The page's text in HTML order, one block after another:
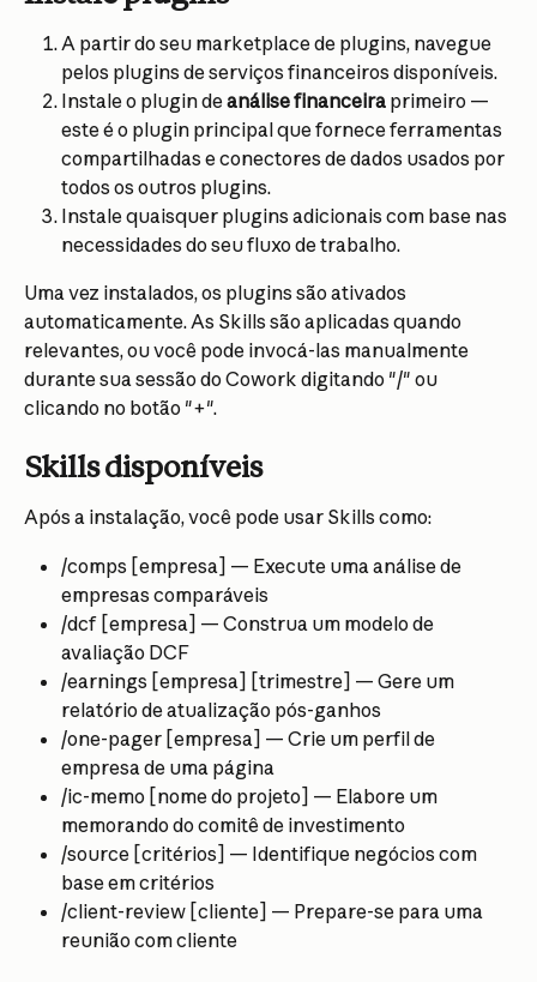
A partir do seu marketplace de plugins, navegue
pelos plugins de serviços financeiros disponíveis.
Instale o plugin de análise financeira primeiro —
este é o plugin principal que fornece ferramentas
compartilhadas e conectores de dados usados por
todos os outros plugins.
Instale quaisquer plugins adicionais com base nas
necessidades do seu fluxo de trabalho.
Uma vez instalados, os plugins são ativados
automaticamente. As Skills são aplicadas quando
relevantes, ou você pode invocá-las manualmente
durante sua sessão do Cowork digitando "/" ou
clicando no botão "+".
Skills disponíveis
Após a instalação, você pode usar Skills como:
/comps [empresa] — Execute uma análise de
empresas comparáveis
/dcf [empresa] — Construa um modelo de
avaliação DCF
/earnings [empresa] [trimestre] — Gere um
relatório de atualização pós-ganhos
/one-pager [empresa] — Crie um perfil de
empresa de uma página
/ic-memo [nome do projeto] — Elabore um
memorando do comitê de investimento
/source [critérios] — Identifique negócios com
base em critérios
/client-review [cliente] — Prepare-se para uma
reunião com cliente